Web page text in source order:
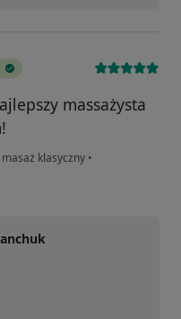
massażysta
masaż klasyczny •